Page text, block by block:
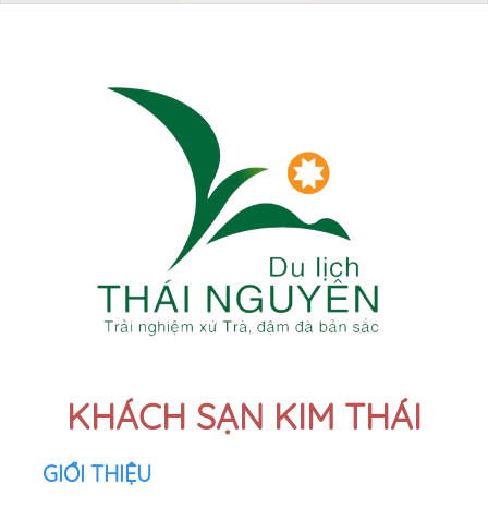
KHÁCH SẠN KIM THÁI
GIỚI THIỆU